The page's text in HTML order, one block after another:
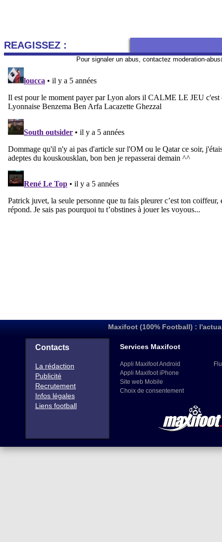
REAGISSEZ :
Pour signaler un abus, contactez moderation-
Maxifoot (100% Football) :
Contacts
La rédaction
Publicité
Recrutement
Infos légales
Liens football
Services Maxifoot
Appli Maxifoot Android
Appli Maxifoot iPhone
Site web Mobile
Choix de consentement